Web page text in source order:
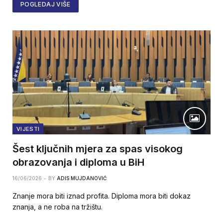
POGLEDAJ VIŠE
VIJESTI
Šest ključnih mjera za spas visokog
obrazovanja i diploma u BiH
16/06/2026 BY ADIS MUJDANOVIĆ
Znanje mora biti iznad profita. Diploma mora biti dokaz
znanja, a ne roba na tržištu.